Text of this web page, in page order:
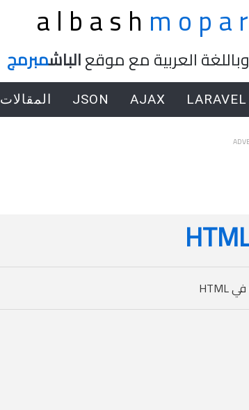
albash
العربية مع موقعالباشمبرمج
LARAVEL
AJAX
JSON المقالات
في HTML